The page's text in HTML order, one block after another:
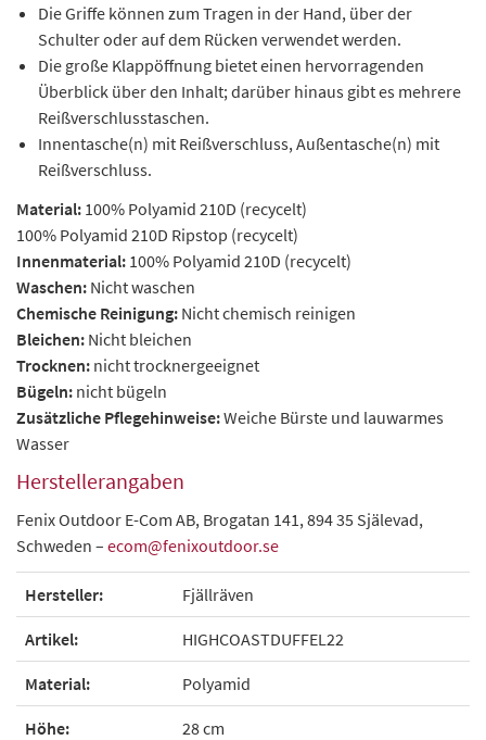
Die Griffe können zum Tragen in der Hand, über der
Schulter oder auf dem Rücken verwendet werden.
Die große Klappöffnung bietet einen hervorragenden
Überblick über den Inhalt; darüber hinaus gibt es mehrere
Reißverschlusstaschen.
Innentasche(n) mit Reißverschluss, Außentasche(n) mit
Reißverschluss.
Material: 100% Polyamid 210D (recycelt)
100% Polyamid 210D Ripstop (recycelt)
Innenmaterial: 100% Polyamid 210D (recycelt)
Waschen: Nicht waschen
Chemische Reinigung: Nicht chemisch reinigen
Bleichen: Nicht bleichen
Trocknen: nicht trocknergeeignet
Bügeln: nicht bügeln
Zusätzliche Pflegehinweise:Weiche Bürste und lauwarmes
Wasser
Herstellerangaben
Fenix Outdoor E-Com AB, Brogatan 141, 894 35 Själevad,
Schweden – ecom@fenixoutdoor.se
Hersteller: Fjällräven
Artikel: HIGHCOASTDUFFEL22
Material: Polyamid
Höhe: 28 cm